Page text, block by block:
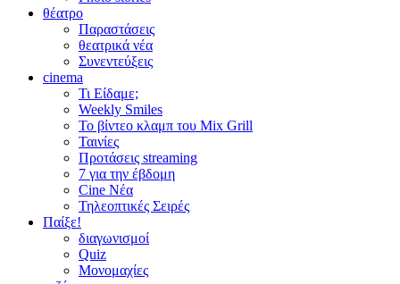
θέατρο
Παραστάσεις
θεατρικά νέα
Συνεντεύξεις
cinema
Τι Είδαμε;
Weekly Smiles
Το βίντεο κλαμπ του Mix Grill
Ταινίες
Προτάσεις streaming
7 για την έβδομη
Cine Νέα
Τηλεοπτικές Σειρές
Παίξε!
διαγωνισμοί
Quiz
Μονομαχίες